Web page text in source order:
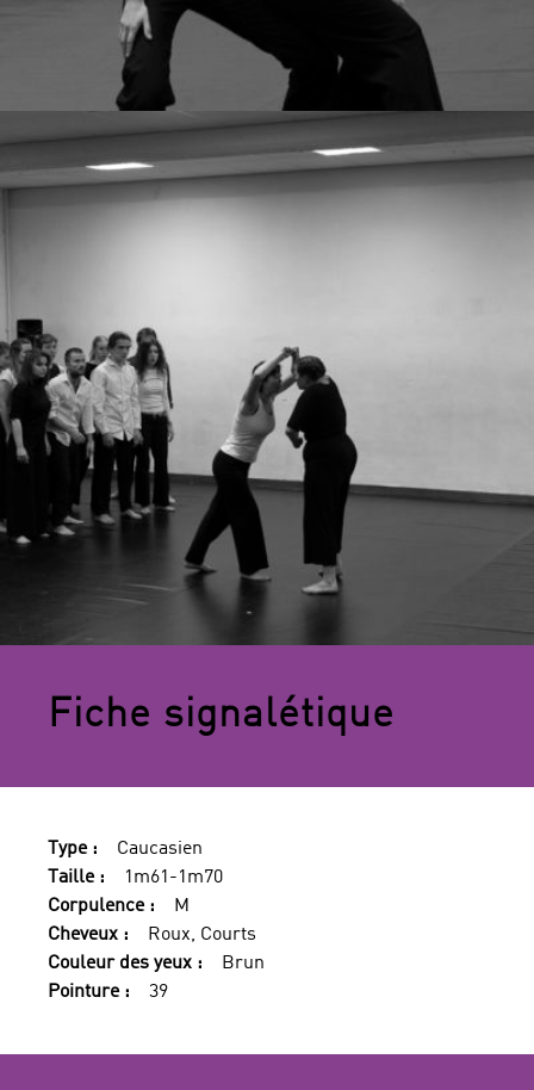
Fiche signalétique
Type :
Caucasien
Taille :
1m61-1m70
Corpulence :
M
Cheveux :
Roux, Courts
Couleur des yeux :
Brun
Pointure :
39